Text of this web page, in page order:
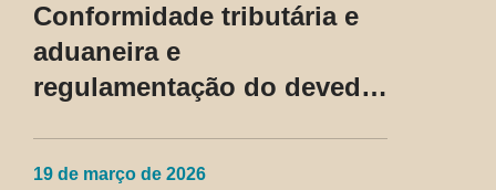
Conformidade tributária e
aduaneira e
regulamentação do devedor
19 de março de 2026